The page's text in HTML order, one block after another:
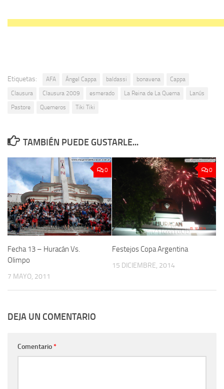
Etiquetas: AFA Ángel Cappa baldassi bonavena
Cappa
Clausura
Clausura 2009 esmerado La Reina de La Quema
Lanús
Pastore
Quemeros Tiki Tiki
TAMBIÉN PUEDE GUSTARLE...
0
Fecha 13 – Huracán Vs.
Olimpo
7 MAYO, 2011
0
Festejos Copa Argentina
15 DICIEMBRE, 2014
DEJA UN COMENTARIO
Comentario*